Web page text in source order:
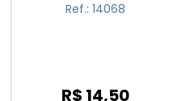
Ref.: 14068
R$ 14,50